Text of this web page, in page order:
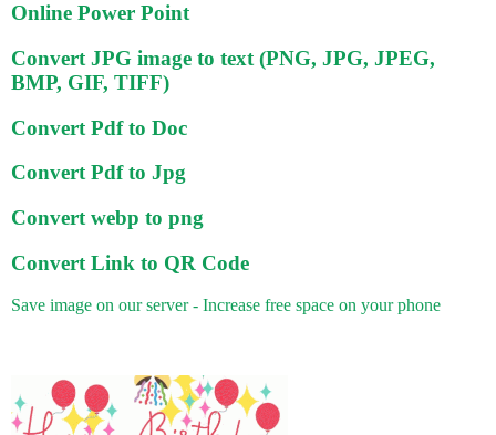
Online Power Point
Convert JPG image to text (PNG, JPG, JPEG,
BMP, GIF, TIFF)
Convert Pdf to Doc
Convert Pdf to Jpg
Convert webp to png
Convert Link to QR Code
Save image on our server - Increase free space on your phone